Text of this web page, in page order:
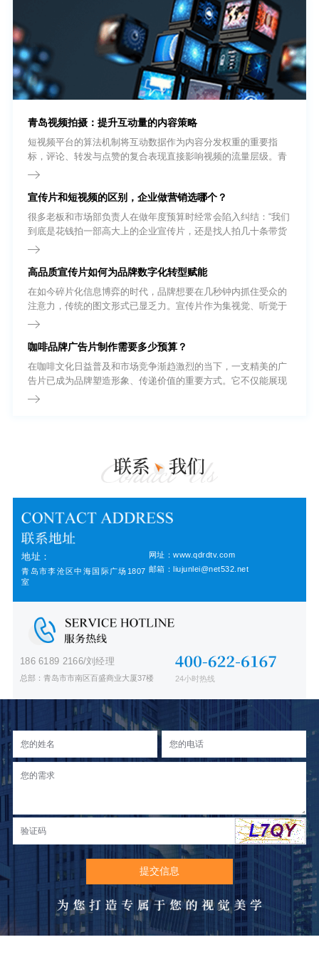
青岛视频拍摄：提升互动量的内容策略
短视频平台的算法机制将互动数据作为内容分发权重的重要指
标，评论、转发与点赞的复合表现直接影响视频的流量层级。青
岛视频拍摄团队在内容策划阶段即需将互动设计纳入创作流程，
宣传片和短视频的区别，企业做营销选哪个？
很多老板和市场部负责人在做年度预算时经常会陷入纠结：“我们
到底是花钱拍一部高大上的企业宣传片，还是找人拍几十条带货
短视频?”要回答这个问题，我们首先得把基础概念理清。很多外
高品质宣传片如何为品牌数字化转型赋能
在如今碎片化信息博弈的时代，品牌想要在几秒钟内抓住受众的
注意力，传统的图文形式已显乏力。宣传片作为集视觉、听觉于
一体的强有力输出载体，正逐渐从企业的“加分项”转变为“必选
质量的宣传片都能以极具冲击力的画面语言，为企业建立起坚实
的信任背书。
咖啡品牌广告片制作需要多少预算？
在咖啡文化日益普及和市场竞争渐趋激烈的当下，一支精美的广
告片已成为品牌塑造形象、传递价值的重要方式。它不仅能展现
咖啡的品质与风味，还能通过视觉语言连接消费者的情感与生活
地址：
青岛市李沧区中海国际广场1807
室
网址：www.qdrdtv.com
邮箱：liujunlei@net532.net
186 6189 2166/刘经理
总部：青岛市市南区百盛商业大厦37楼 24小时热线